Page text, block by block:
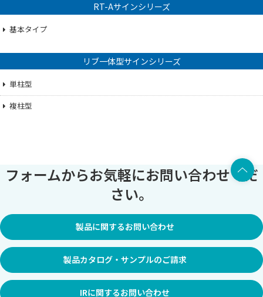
RT-Aサインシリーズ
基本タイプ
リブ一体型サインシリーズ
単柱型
複柱型
フォームからお気軽にお問い合わせくだ
さい。
製品に関するお問い合わせ
製品カタログ・サンプルのご請求
IRに関するお問い合わせ